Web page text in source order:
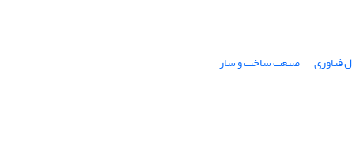
فناوری
صنعت ساخت‌ و ساز